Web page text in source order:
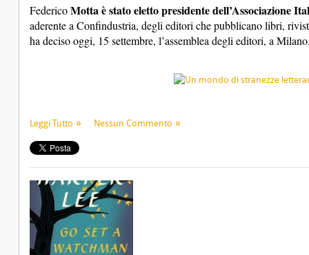
FedericoMottaè stato eletto presidente dell’Associazione
aderente a Confindustria, degli editori che pubblicano libri,
ha deciso oggi, 15 settembre, l’assemblea degli editori, a
Leggi Tutto Nessun Commento